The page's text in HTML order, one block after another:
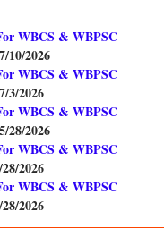
প্রবাহে নদীর এই ক্ষয়কার্য
গুলি হলো - অবঘর্ষ ক্ষয়, ঘর্ষণ
বিভিন্ন ভূমিরূপের সৃষ্টি হয়,
উপত্যকা: পার্বত্য
...
WBCS & WBPSC
10/2026
WBCS & WBPSC
3/2026
WBCS & WBPSC
28/2026
WBCS & WBPSC
2026
WBCS & WBPSC
2026